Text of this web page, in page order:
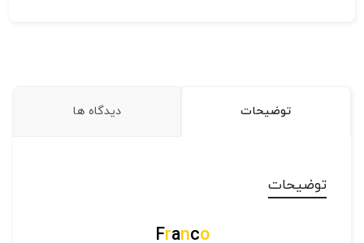
توضیحات دیدگاه ها
توضیحات
Franco